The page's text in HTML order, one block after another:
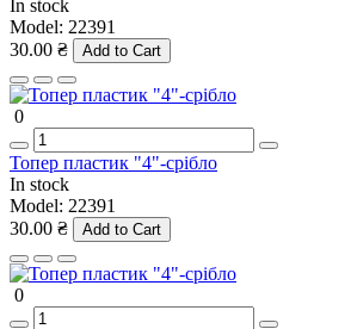
In stock
Model: 22391
30.00 ₴
Add to Cart
0
Топер пластик "4"-срібло
In stock
Model: 22391
30.00 ₴
Add to Cart
0